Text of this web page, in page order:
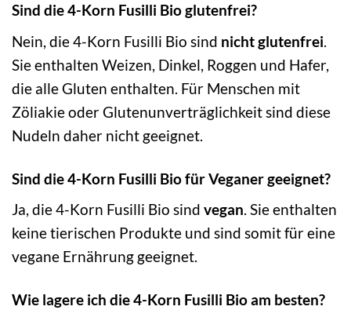
Sind die 4-Korn Fusilli Bio glutenfrei?
Nein, die 4-Korn Fusilli Bio sind nicht glutenfrei.
Sie enthalten Weizen, Dinkel, Roggen und Hafer,
die alle Gluten enthalten. Für Menschen mit
Zöliakie oder Glutenunverträglichkeit sind diese
Nudeln daher nicht geeignet.
Sind die 4-Korn Fusilli Bio für Veganer geeignet?
Ja, die 4-Korn Fusilli Bio sind vegan. Sie enthalten
keine tierischen Produkte und sind somit für eine
vegane Ernährung geeignet.
Wie lagere ich die 4-Korn Fusilli Bio am besten?